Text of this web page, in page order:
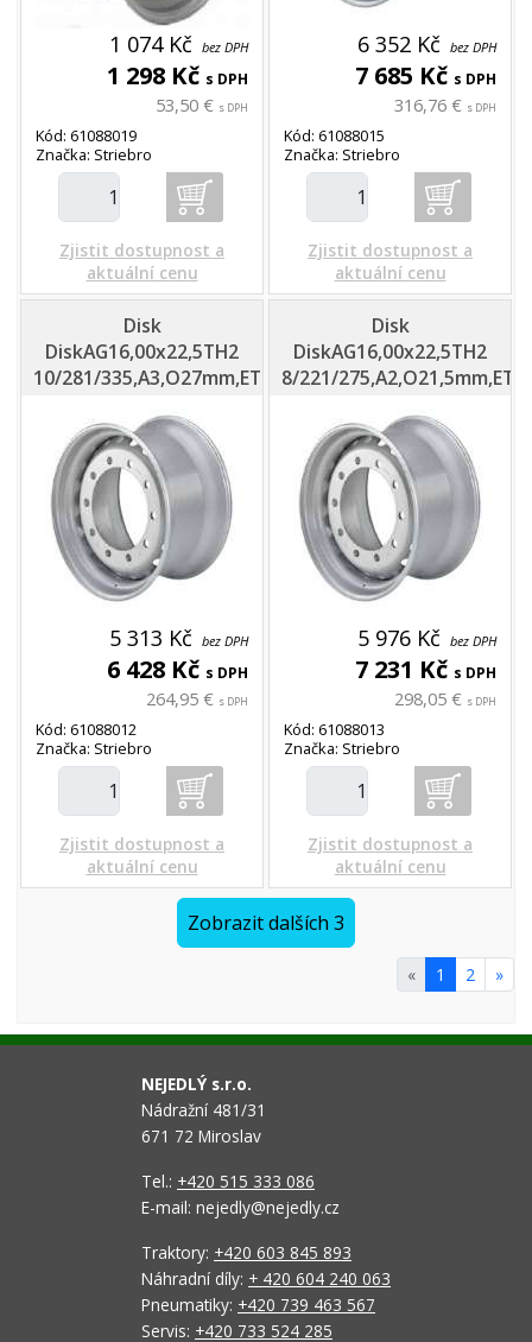
1 074 Kč bez DPH
1 298 Kč s DPH
53,50 € s DPH
Kód: 61088019
Značka: Striebro
Zjistit dostupnost a
aktuální cenu
6 352 Kč bez DPH
7 685 Kč s DPH
316,76 € s DPH
Kód: 61088015
Značka: Striebro
Zjistit dostupnost a
aktuální cenu
Disk
DiskAG16,00x22,5TH2
10/281/335,A3,O27mm,ET0,VSH
5 313 Kč bez DPH
6 428 Kč s DPH
264,95 € s DPH
Kód: 61088012
Značka: Striebro
Zjistit dostupnost a
aktuální cenu
Disk
DiskAG16,00x22,5TH2
8/221/275,A2,O21,5mm,ET0
5 976 Kč bez DPH
7 231 Kč s DPH
298,05 € s DPH
Kód: 61088013
Značka: Striebro
Zjistit dostupnost a
aktuální cenu
Zobrazit dalších 3
« 1 2 »
NEJEDLÝ s.r.o.
Nádražní 481/31
671 72 Miroslav
Tel.: +420 515 333 086
E-mail: nejedly@nejedly.cz
Traktory: +420 603 845 893
Náhradní díly: + 420 604 240 063
Pneumatiky: +420 739 463 567
Servis: +420 733 524 285